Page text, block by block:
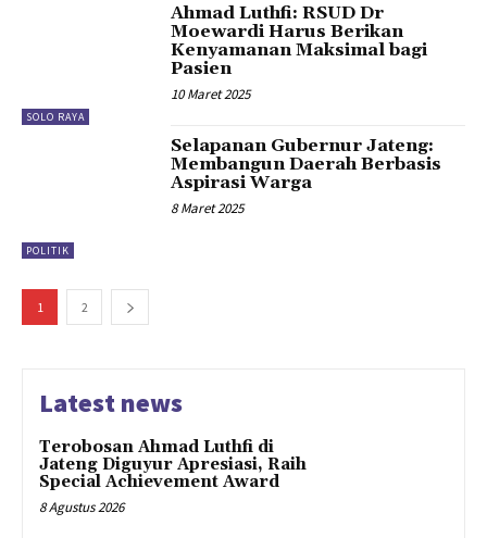
SOLO RAYA
Ahmad Luthfi: RSUD Dr
Moewardi Harus Berikan
Kenyamanan Maksimal bagi
Pasien
10 Maret 2025
POLITIK
Selapanan Gubernur Jateng:
Membangun Daerah Berbasis
Aspirasi Warga
8 Maret 2025
1 2
Latest news
Terobosan Ahmad Luthfi di
Jateng Diguyur Apresiasi, Raih
Special Achievement Award
8 Agustus 2026